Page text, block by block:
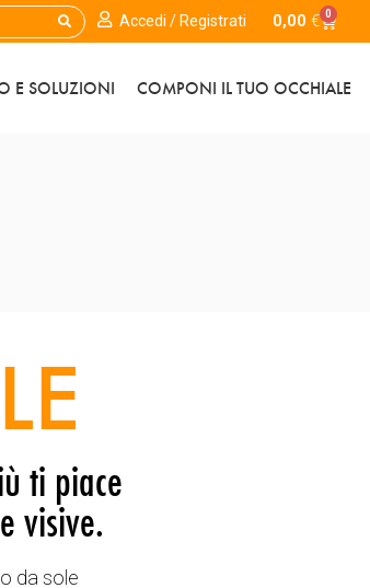
Accedi / Registrati 0,00 € 0
E SOLUZIONI COMPONI IL TUO OCCHIALE
ti piace
visive.
da sole